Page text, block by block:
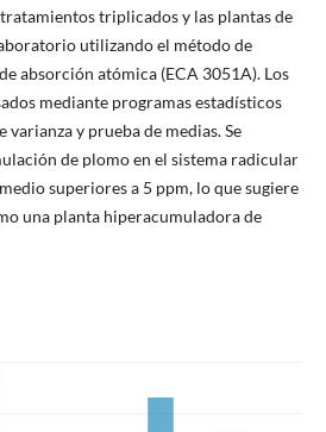
triplicados y las plantas de
utilizando el método de
absorción atómica (ECA 3051A). Los
mediante programas estadísticos
y prueba de medias. Se
de plomo en el sistema radicular
superiores a 5 ppm, lo que sugiere
una planta hiperacumuladora de